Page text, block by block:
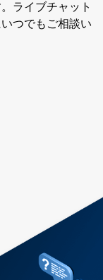
ライブチャット
つでもご相談い